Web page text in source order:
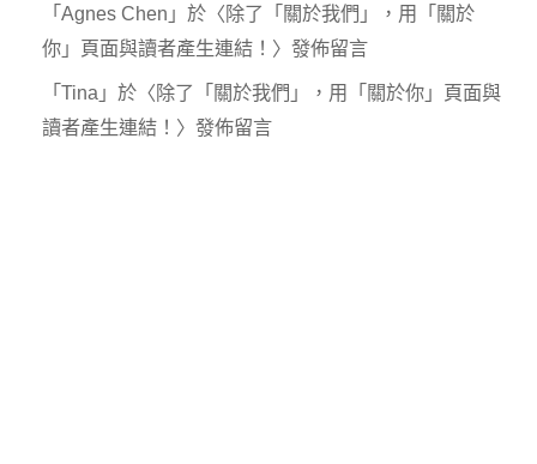
「 Agnes Chen 」於〈除了「關於我們」，用「關於
你」頁面與讀者產生連結！ 〉發佈留言
「 Tina 」於〈 除了「關於我們」，用「關於你」頁面與
讀者產生連結！ 〉發佈留言